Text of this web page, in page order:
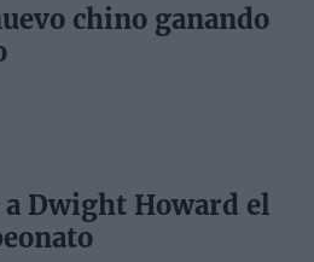
chino ganando
Dwight Howard el